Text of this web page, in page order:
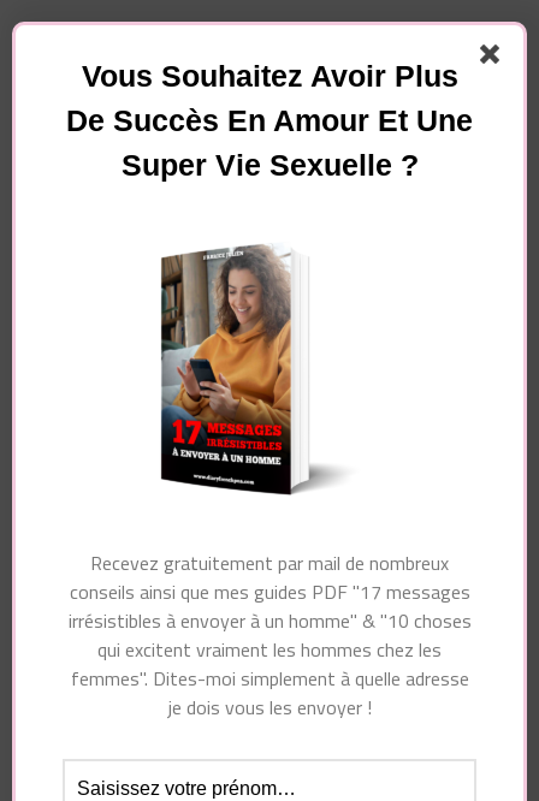
Votre adresse e-mail ne sera pas publiée.
champs obligatoires sont indiqués avec
*
Vous Souhaitez Avoir Plus
De Succès En Amour Et Une
Super Vie Sexuelle ?
Recevez gratuitement par mail de nombreux
conseils ainsi que mes guides PDF "17 messages
irrésistibles à envoyer à un homme" & "10 choses
qui excitent vraiment les hommes chez les
femmes". Dites-moi simplement à quelle adresse
je dois vous les envoyer !